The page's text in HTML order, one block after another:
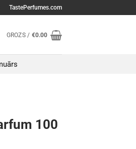
TastePerfumes.com
GROZS / €0.00
100